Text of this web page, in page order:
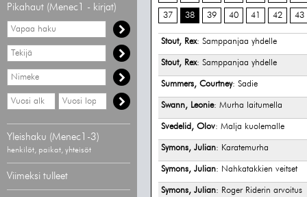
Pikahaut (Menec1 - kirjat)
Vapaa
haku
Hae
tekijää
Hae
nimekettä
Hae
vähimmäisvuosi
Hae
enimmäisvuosi
Yleishaku (Menec1-3)
henkilöt, paikat, yhteisöt
Viimeksi tulleet
37 38 39 40 41 42 43
Stout, Rex: Samppanjaa yhdelle
Stout, Rex: Samppanjaa yhdelle
Summers, Courtney: Sadie
Swann, Leonie: Murha laitumella
Svedelid, Olov: Malja kuolemalle
Symons, Julian: Karatemurha
Symons, Julian: Nahkatakkien veitset
Symons, Julian: Roger Riderin arvoitus